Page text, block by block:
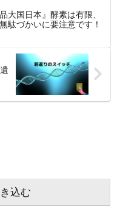
大国日本』酵素は有限、
駄づかいに要注意です！
込む